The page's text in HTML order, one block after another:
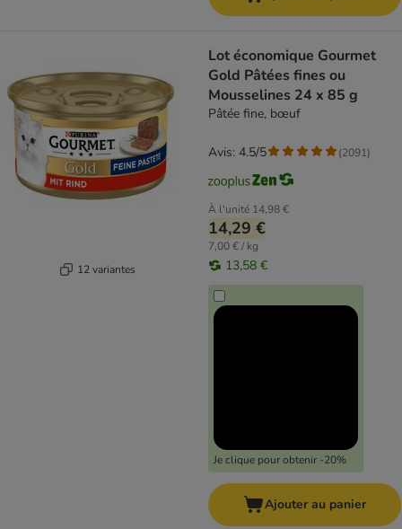
12 variantes
Lot économique Gourmet
Gold Pâtées fines ou
Mousselines 24 x 85 g
Pâtée fine, bœuf
À l'unité 14,98 €
14,29 €
7,00 € / kg
13,58 €
Je clique pour obtenir -20%
Avis: 4.5/5 (2091)
Ajouter au panier